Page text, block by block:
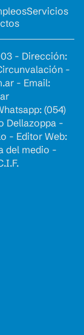
Servicios
- Dirección:
-
- Email:
(054)
Dellazoppa -
- Editor Web:
del medio -